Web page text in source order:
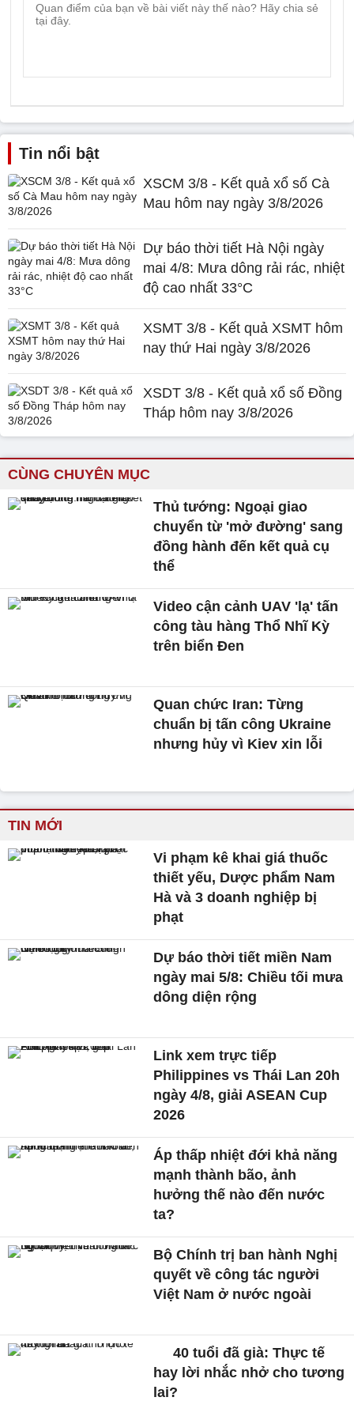
Tin nổi bật
XSCM 3/8 - Kết quả xổ số Cà
Mau hôm nay ngày 3/8/2026
Dự báo thời tiết Hà Nội ngày
mai 4/8: Mưa dông rải rác, nhiệt
độ cao nhất 33°C
XSMT 3/8 - Kết quả XSMT hôm
nay thứ Hai ngày 3/8/2026
XSDT 3/8 - Kết quả xổ số Đồng
Tháp hôm nay 3/8/2026
CÙNG CHUYÊN MỤC
Thủ tướng: Ngoại giao
chuyển từ 'mở đường' sang
đồng hành đến kết quả cụ
thể
Video cận cảnh UAV 'lạ' tấn
công tàu hàng Thổ Nhĩ Kỳ
trên biển Đen
Quan chức Iran: Từng
chuẩn bị tấn công Ukraine
nhưng hủy vì Kiev xin lỗi
TIN MỚI
Vi phạm kê khai giá thuốc
thiết yếu, Dược phẩm Nam
Hà và 3 doanh nghiệp bị
phạt
Dự báo thời tiết miền Nam
ngày mai 5/8: Chiều tối mưa
dông diện rộng
Link xem trực tiếp
Philippines vs Thái Lan 20h
ngày 4/8, giải ASEAN Cup
2026
Áp thấp nhiệt đới khả năng
mạnh thành bão, ảnh
hưởng thế nào đến nước
ta?
Bộ Chính trị ban hành Nghị
quyết về công tác người
Việt Nam ở nước ngoài
40 tuổi đã già: Thực tế
hay lời nhắc nhở cho tương
lai?